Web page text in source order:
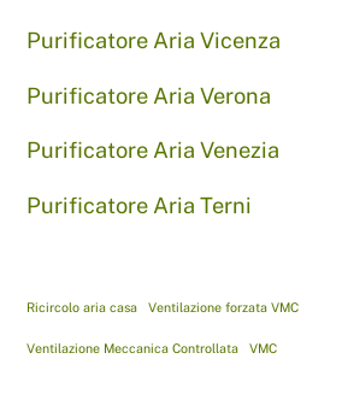
Purificatore Aria Vicenza
Purificatore Aria Verona
Purificatore Aria Venezia
Purificatore Aria Terni
Ricircolo aria casa Ventilazione forzata VMC
Ventilazione Meccanica Controllata VMC